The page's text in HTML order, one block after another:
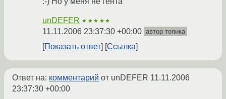
unDEFER ★★★★★
11.11.2006 23:37:30 +00:00 автор топика
Показать ответ Ссылка
Ответ на: комментарий от unDEFER 11.11.2006
23:37:30 +00:00